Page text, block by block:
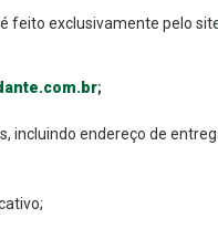
feito exclusivamente pelo
;
incluindo endereço de